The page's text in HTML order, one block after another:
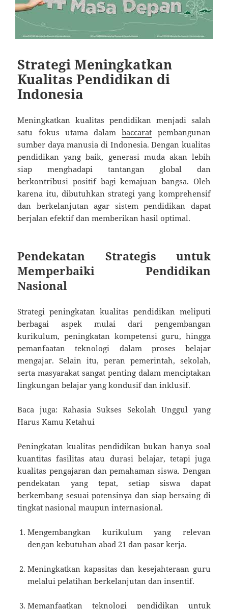
Strategi Meningkatkan
Kualitas Pendidikan di
Indonesia
Meningkatkan kualitas pendidikan menjadi salah
satu fokus utama dalambaccarat pembangunan
sumber daya manusia di Indonesia. Dengan kualitas
pendidikan yang baik, generasi muda akan lebih
siap menghadapi tantangan global dan
berkontribusi positif bagi kemajuan bangsa. Oleh
karena itu, dibutuhkan strategi yang komprehensif
dan berkelanjutan agar sistem pendidikan dapat
berjalan efektif dan memberikan hasil optimal.
Pendekatan Strategis untuk
Memperbaiki Pendidikan
Nasional
Strategi peningkatan kualitas pendidikan meliputi
berbagai aspek mulai dari pengembangan
kurikulum, peningkatan kompetensi guru, hingga
pemanfaatan teknologi dalam proses belajar
mengajar. Selain itu, peran pemerintah, sekolah,
serta masyarakat sangat penting dalam menciptakan
lingkungan belajar yang kondusif dan inklusif.
Baca juga: Rahasia Sukses Sekolah Unggul yang
Harus Kamu Ketahui
Peningkatan kualitas pendidikan bukan hanya soal
kuantitas fasilitas atau durasi belajar, tetapi juga
kualitas pengajaran dan pemahaman siswa. Dengan
pendekatan yang tepat, setiap siswa dapat
berkembang sesuai potensinya dan siap bersaing di
tingkat nasional maupun internasional.
Mengembangkan kurikulum yang relevan
dengan kebutuhan abad 21 dan pasar kerja.
Meningkatkan kapasitas dan kesejahteraan guru
melalui pelatihan berkelanjutan dan insentif.
Memanfaatkan teknologi pendidikan untuk